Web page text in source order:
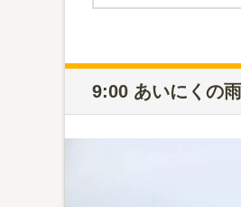
9:00 あいにくの